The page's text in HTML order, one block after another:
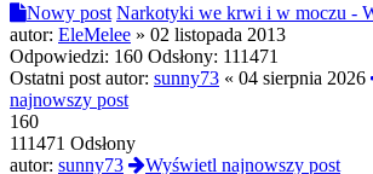
Nowy post Narkotyki we krwi i w moczu -
autor: EleMelee » 02 listopada 2013
Odpowiedzi: 160 Odsłony: 111471
Ostatni post autor: sunny73 « 04 sierpnia 2026
najnowszy post
160
111471 Odsłony
autor: sunny73
Wyświetl najnowszy post